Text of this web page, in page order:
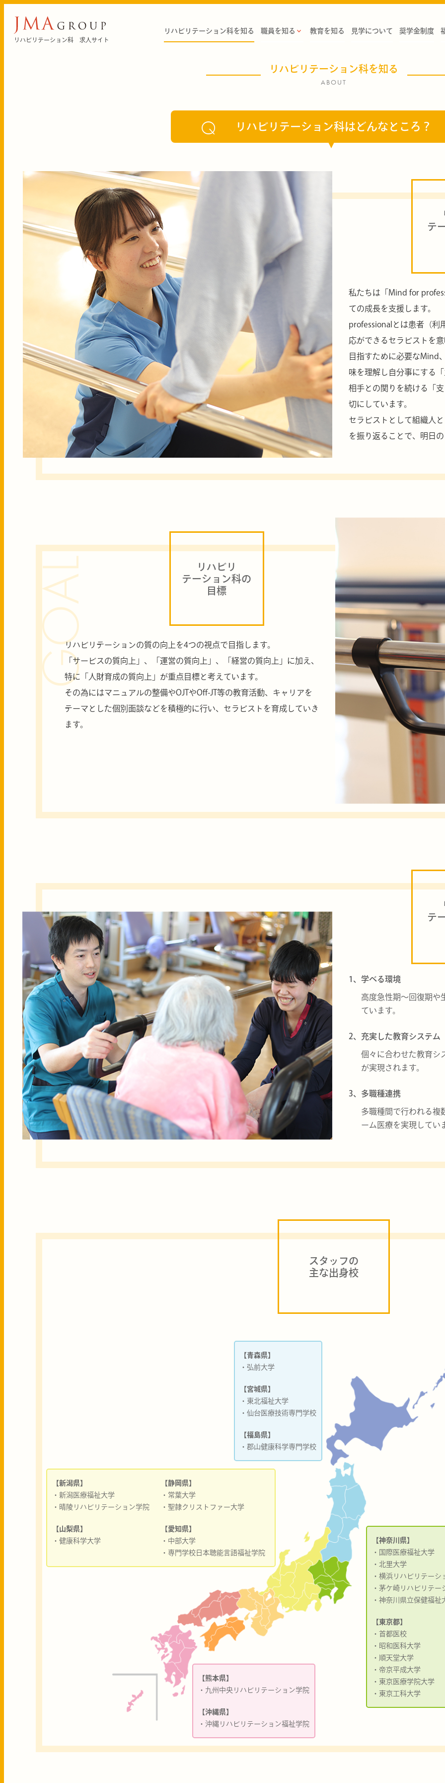
リハビリテーション科 求人サイト
リハビリテーション科を知る 職員を知る 教育を知る 見学について 奨学金制度
リハビリテーション科を知る
ABOUT
Q リハビリテーション科は どんなところ？
テ
私たちは「Mind for
ての成長を支援します。
professionalとは患者（利
応ができるセラピストを
目指すために必要なMind
味を理解し自分事にする
相手との関りを続ける「
切にしています。
セラピストとして組織人
を振り返ることで、明日
GOAL
リハビリ
テーション科の
目標
リハビリテーションの質の向上を4つの視点で目指します。
「サービスの質向上」、「運営の質向上」、「経営の質向上」に加え、
特に「人財育成の質向上」が重点目標と考えています。
その為にはマニュアルの整備やOJTやOff-JT等の教育活動、キャリアを
テーマとした個別面談などを積極的に行い、セラピストを育成していき
ます。
テ
1、学べる環境
高度急性期～回復期や
ています。
2、充実した教育システム
個々に合わせた教育シ
が実現されます。
3、多職種連携
多職種間で行われる複
ーム医療を実現してい
スタッフの
主な出身校
【青森県】
・弘前大学
【宮城県】
・東北福祉大学
・仙台医療技術専門学校
【福島県】
・郡山健康科学専門学校
【新潟県】
・新潟医療福祉大学
・晴陵リハビリテーション学院
【山梨県】
・健康科学大学
【静岡県】
・常葉大学
・聖隷クリストファー大学
【愛知県】
・中部大学
・専門学校日本聴能言語福祉学院
【神奈川県】
・国際医療福祉大学
・北里大学
・横浜リハビリテーシ
・茅ケ崎リハビリテー
・神奈川県立保健福祉
【東京都】
・首都医校
・昭和医科大学
・順天堂大学
・帝京平成大学
・東京医療学院大学
・東京工科大学
【熊本県】
・九州中央リハビリテーション学院
【沖縄県】
・沖縄リハビリテーション福祉学院